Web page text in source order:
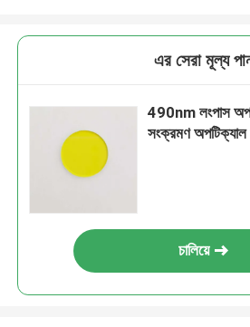
এর সেরা মূল্য
490nm লংপাস
সংক্রমণ অপটিক্যাল
চালিয়ে